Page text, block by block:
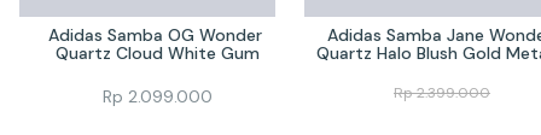
Adidas Samba OG Wonder
Quartz Cloud White Gum
Rp 2.099.000
Adidas Samba Jane
Quartz Halo Blush Gold
Rp2.399.000